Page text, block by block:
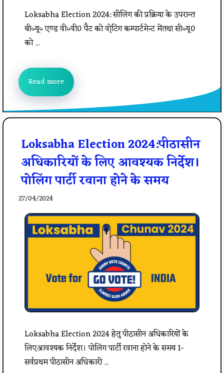
Loksabha Election 2024: सीलिंग की प्रक्रिया के उपरान्त
बी०यू० एण्ड वी०वी0 पैट को वो्टिंग कम्पार्टमेन्ट मेंतथा सी०यू0
को ...
Read more
Loksabha Election 2024:पीठासीन
अधिकारियों के लिए आवश्यक निर्देश।
पोलिंग पार्टी रवाना होने के समय
27/04/2024
Loksabha Election 2024 हेतु पीठासीन अधिकारियों के
लिएआवश्यक निर्देश। पोलिंग पार्टी रवाना होने के समय 1-
सर्वप्रथम पीठासीन अधिकारी ...